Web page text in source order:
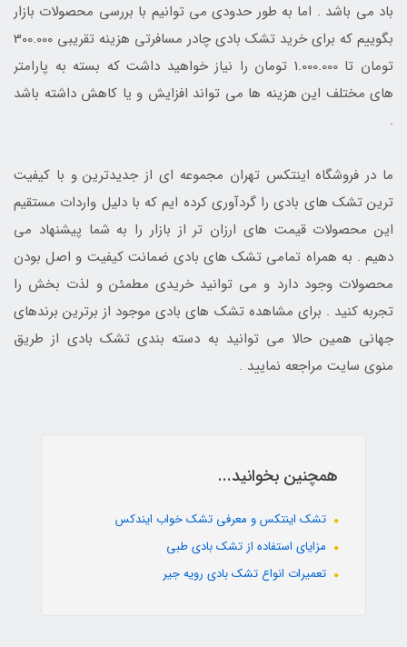
باد می باشد . اما به طور حدودی می توانیم با بررسی محصولات بازار
بگوییم که برای خرید تشک بادی چادر مسافرتی هزینه تقریبی 300.000
تومان تا 1.000.000 تومان را نیاز خواهید داشت که بسته به پارامتر
های مختلف این هزینه ها می تواند افزایش و یا کاهش داشته باشد
.
ما در فروشگاه اینتکس تهران مجموعه ای از جدیدترین و با کیفیت
ترین تشک های بادی را گردآوری کرده ایم که با دلیل واردات مستقیم
این محصولات قیمت های ارزان تر از بازار را به شما پیشنهاد می
دهیم . به همراه تمامی تشک های بادی ضمانت کیفیت و اصل بودن
محصولات وجود دارد و می توانید خریدی مطمئن و لذت بخش را
تجربه کنید . برای مشاهده تشک های بادی موجود از برترین برندهای
جهانی همین حالا می توانید به دسته بندی تشک بادی از طریق
منوی سایت مراجعه نمایید .
همچنین بخوانید...
تشک اینتکس و معرفی تشک خواب ایندکس
مزایای استفاده از تشک بادی طبی
تعمیرات انواع تشک بادی رویه جیر